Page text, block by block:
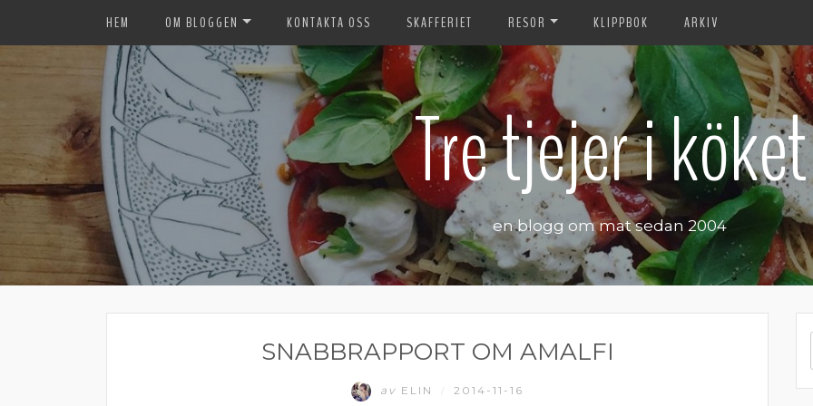
HEM OM BLOGGEN KONTAKTA OSS SKAFFERIET RESOR KLIPPBOK ARKIV
Tre tjejer i köket
en blogg om mat sedan 2004
SNABBRAPPORT OM AMALFI
av ELIN 2014-11-16